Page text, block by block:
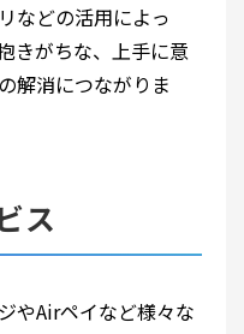
などの活用によっ
きがちな、上手に意
解消につながりま
ス
やAirペイなど様々な